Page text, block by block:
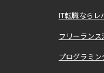
IT転職なら
フリーラン
プログラミ